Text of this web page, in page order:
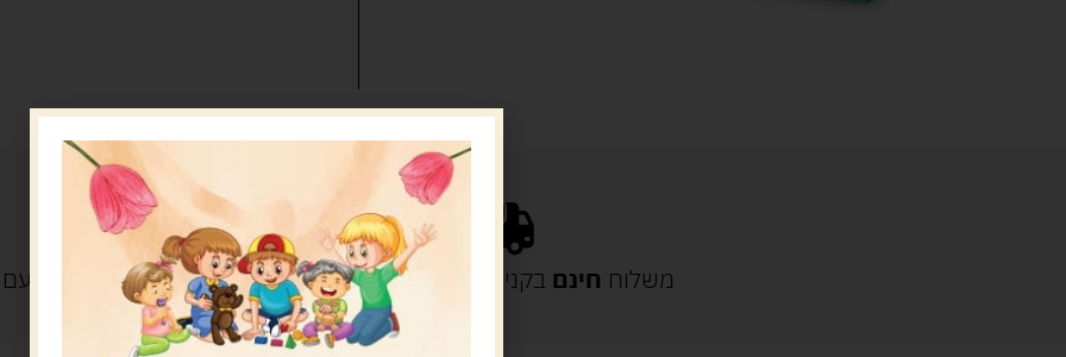
משלוח חינם בקנייה מעל 329 ש"ח משלוח עם